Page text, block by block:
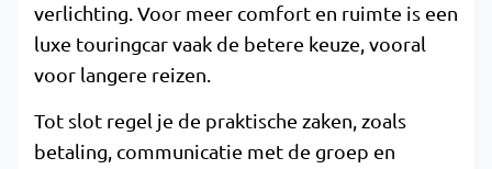
verlichting. Voor meer comfort en ruimte is een
luxe touringcar vaak de betere keuze, vooral
voor langere reizen.
Tot slot regel je de praktische zaken, zoals
betaling, communicatie met de groep en